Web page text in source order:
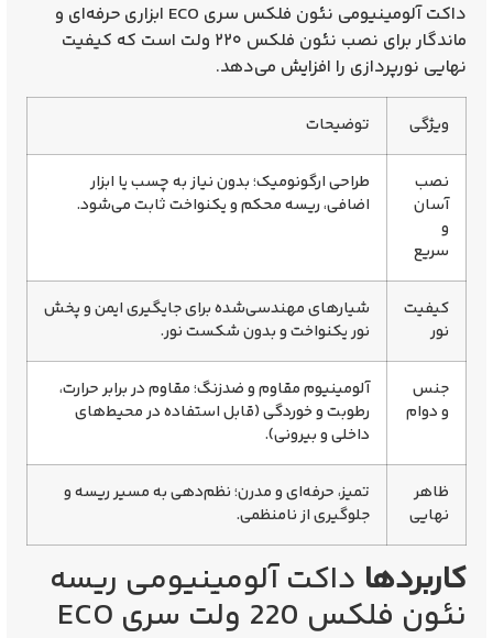
داکت آلومینیومی نئون فلکس سری ECO ابزاری
حرفه‌ای و
ماندگاربرای نصب نئون فلکس ۲۲۰ ولت
است که کیفیت
نهایی نورپردازی را افزایش می‌دهد.
ویژگی توضیحات
نصب
آسان
و
سریع
طراحی ارگونومیک؛ بدون نیاز به چسب یا ابزار
اضافی، ریسه محکم و یکنواخت ثابت می‌شود.
کیفیت
نور
شیارهای مهندسی‌شده برای جایگیری ایمن و پخش
نور یکنواخت و بدون شکست نور.
جنس
و دوام
آلومینیوم مقاوم و ضدزنگ؛ مقاوم در برابر حرارت،
رطوبت و خوردگی (قابل استفاده در محیط‌های
داخلی و بیرونی).
ظاهر
نهایی
تمیز، حرفه‌ای و مدرن؛ نظم‌دهی به مسیر ریسه و
جلوگیری از نامنظمی.
کاربردها داکت آلومینیومی ریسه
نئون فلکس 220 ولت سری ECO